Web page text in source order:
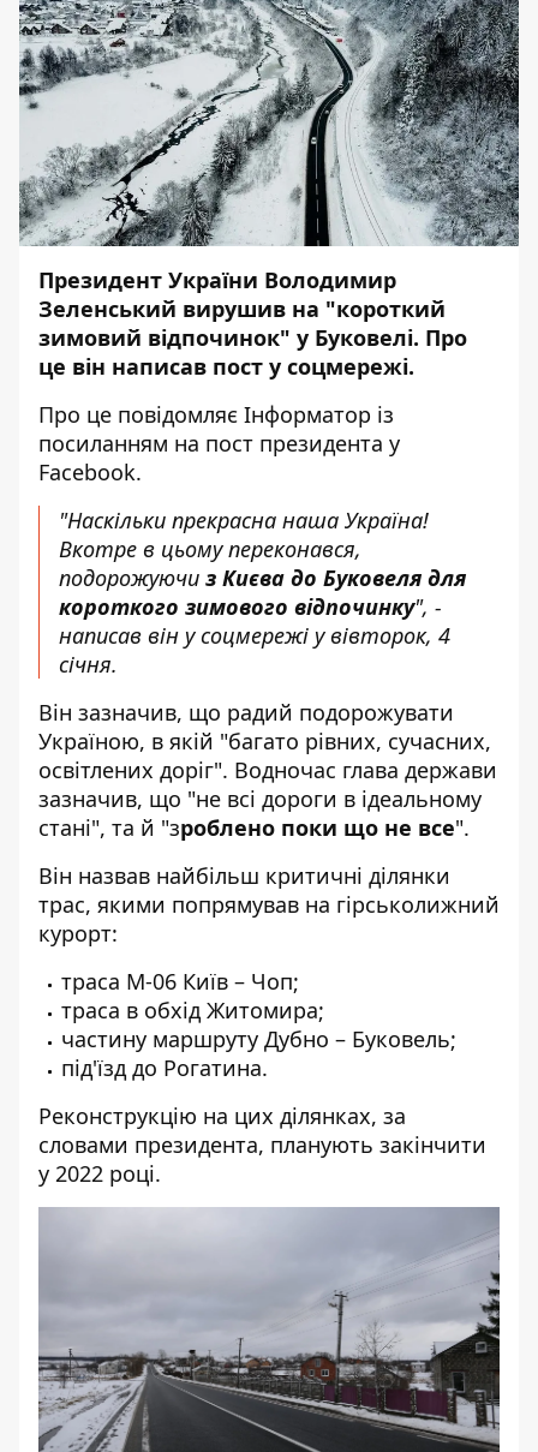
Президент України Володимир
Зеленський вирушив на "короткий
зимовий відпочинок" у Буковелі. Про
це він написав пост у соцмережі.
Про це повідомляє Інформатор із
посиланням на пост президента у
Facebook.
"Наскільки прекрасна наша Україна!
Вкотре в цьому переконався,
подорожуючи з Києва до Буковеля для
короткого зимового відпочинку", -
написав він у соцмережі у вівторок, 4
січня.
Він зазначив, що радий подорожувати
Україною, в якій "багато рівних, сучасних,
освітлених доріг". Водночас глава держави
зазначив, що "не всі дороги в ідеальному
стані", та й "зроблено поки що не все".
Він назвав найбільш критичні ділянки
трас, якими попрямував на гірськолижний
курорт:
траса М-06 Київ – Чоп;
траса в обхід Житомира;
частину маршруту Дубно – Буковель;
під'їзд до Рогатина.
Реконструкцію на цих ділянках, за
словами президента, планують закінчити
у 2022 році.